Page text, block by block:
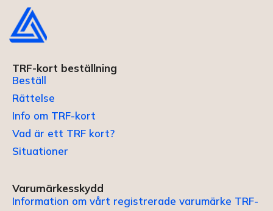
TRF-kort beställning
Beställ
Rättelse
Info om TRF-kort
Vad är ett TRF kort?
Situationer
Varumärkesskydd
Information om vårt registrerade varumärke TRF-